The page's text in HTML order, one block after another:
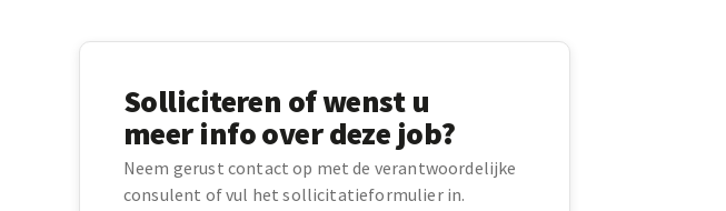
Solliciteren of wenst u
meer info over deze job?
Neem gerust contact op met de verantwoordelijke
consulent of vul het sollicitatieformulier in.